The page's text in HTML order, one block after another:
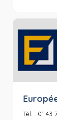
Tél. : 01 43